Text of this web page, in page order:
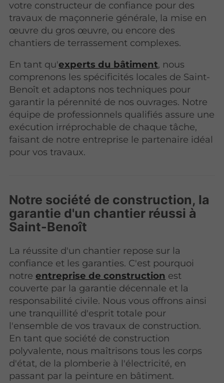
votre constructeur de confiance pour des
travaux de maçonnerie générale, la mise en
œuvre du gros œuvre, ou encore des
chantiers de terrassement complexes.
En tant qu'experts du bâtiment, nous
comprenons les spécificités locales de Saint-
Benoît et adaptons nos techniques pour
garantir la pérennité de nos ouvrages. Notre
équipe de professionnels qualifiés assure une
exécution irréprochable de chaque tâche,
faisant de notre entreprise le partenaire idéal
pour vos travaux.
Notre société de construction, la
garantie d'un chantier réussi à
Saint-Benoît
La réussite d'un chantier repose sur la
confiance et les garanties. C'est pourquoi
notreentreprise de construction est
couverte par la garantie décennale et la
responsabilité civile. Nous vous offrons ainsi
une tranquillité d'esprit totale pour
l'ensemble de vos travaux de construction.
En tant que société de construction
polyvalente, nous maîtrisons tous les corps
d'état, de la plomberie à l'électricité, en
passant par la peinture en bâtiment.